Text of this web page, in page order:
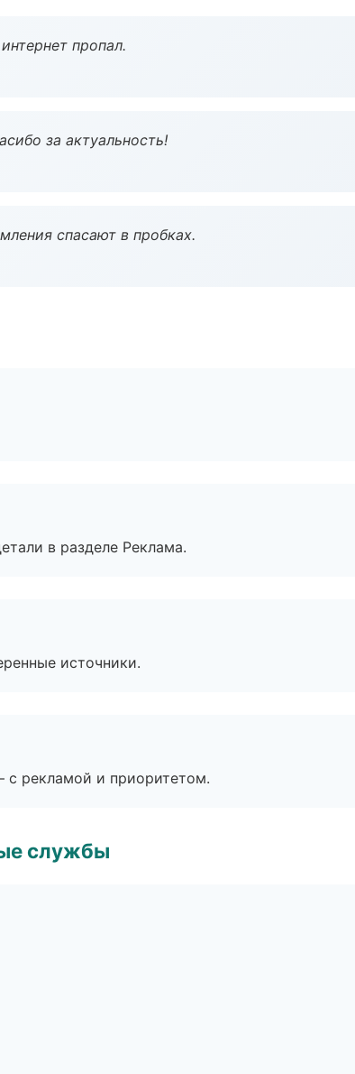
пропал.
за актуальность!
спасают в пробках.
в разделе Реклама.
источники.
рекламой и приоритетом.
службы